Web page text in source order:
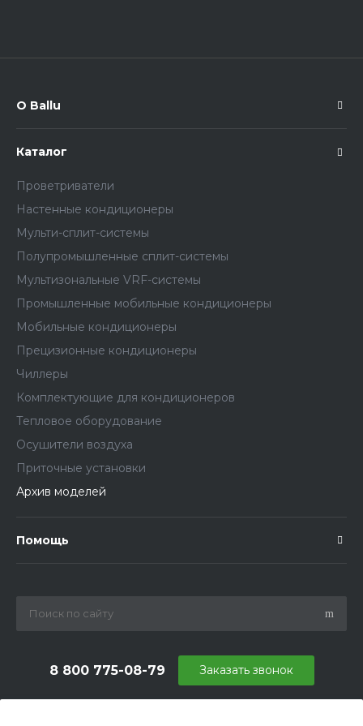
О Ballu
Каталог
Проветриватели
Настенные кондиционеры
Мульти-сплит-системы
Полупромышленные сплит-системы
Мультизональные VRF-системы
Промышленные мобильные кондиционеры
Мобильные кондиционеры
Прецизионные кондиционеры
Чиллеры
Комплектующие для кондиционеров
Тепловое оборудование
Осушители воздуха
Приточные установки
Архив моделей
Помощь
8 800 775-08-79 Заказать звонок